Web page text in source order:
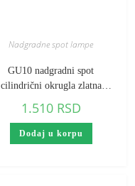
Nadgradne spot lampe
GU10 nadgradni spot
cilindrični okrugla zlatna
1.510 RSD
Dodaj u korpu